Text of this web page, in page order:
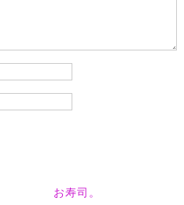
お寿司。